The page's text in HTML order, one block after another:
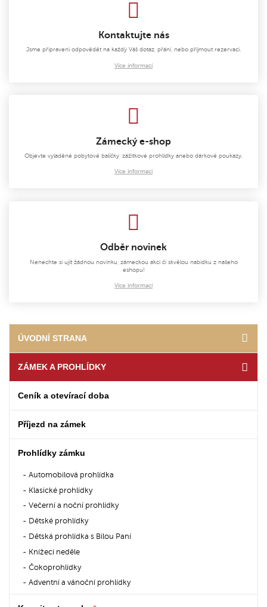
Kontaktujte nás
Jsme připraveni odpovědět na každý Váš dotaz, přání, nebo přijmout rezervaci.
Více informací
Zámecký e-shop
Objevte vyladěné pobytové balíčky, zážitkové prohlídky anebo dárkové poukazy.
Více informací
Odběr novinek
Nenechte si ujít žádnou novinku, zámeckou akci či skvělou nabídku z našeho
eshopu!
Více informací
ÚVODNÍ STRANA
ZÁMEK A PROHLÍDKY
Ceník a otevírací doba
Příjezd na zámek
Prohlídky zámku
Automobilová prohlídka
Klasické prohlídky
Večerní a noční prohlídky
Dětské prohlídky
Dětská prohlídka s Bílou Paní
Knížecí neděle
Čokoprohlídky
Adventní a vánoční prohlídky